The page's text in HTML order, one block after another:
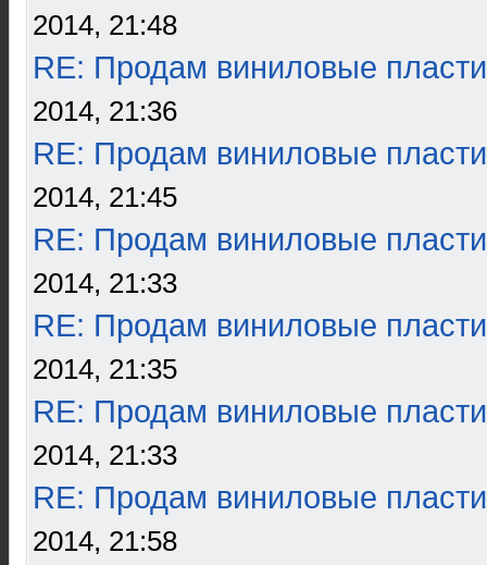
2014, 21:48
RE: Продам виниловые
2014, 21:36
RE: Продам виниловые
2014, 21:45
RE: Продам виниловые
2014, 21:33
RE: Продам виниловые
2014, 21:35
RE: Продам виниловые
2014, 21:33
RE: Продам виниловые
2014, 21:58